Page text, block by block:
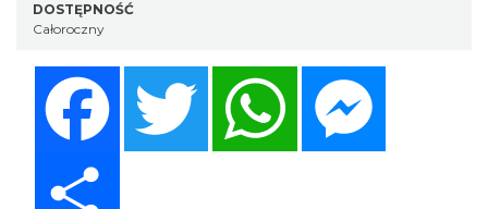
DOSTĘPNOŚĆ
Całoroczny
Twitter WhatsApp